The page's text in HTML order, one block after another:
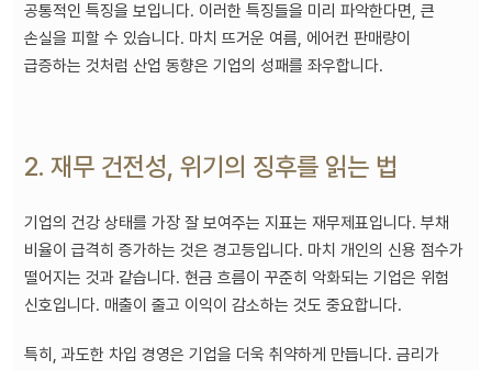
공통적인 특징을 보입니다. 이러한 특징들을 미리 파악한다면, 큰
손실을 피할 수 있습니다. 마치 뜨거운 여름, 에어컨 판매량이
급증하는 것처럼 산업 동향은 기업의 성패를 좌우합니다.
2. 재무 건전성, 위기의 징후를 읽는 법
기업의 건강 상태를 가장 잘 보여주는 지표는 재무제표입니다. 부채
비율이 급격히 증가하는 것은 경고등입니다. 마치 개인의 신용 점수가
떨어지는 것과 같습니다. 현금 흐름이 꾸준히 악화되는 기업은 위험
신호입니다. 매출이 줄고 이익이 감소하는 것도 중요합니다.
특히, 과도한 차입 경영은 기업을 더욱 취약하게 만듭니다. 금리가